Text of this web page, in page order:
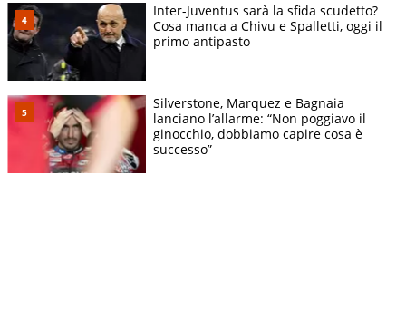
Inter-Juventus sarà la sfida scudetto?
Cosa manca a Chivu e Spalletti, oggi il
primo antipasto
Silverstone, Marquez e Bagnaia
lanciano l’allarme: “Non poggiavo il
ginocchio, dobbiamo capire cosa è
successo”